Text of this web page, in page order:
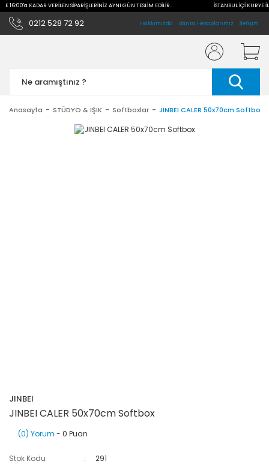
16:00'a KADAR VERİLEN SİPARİŞLERİNİZ AYNI GÜN TESLİM EDİLİR. İSTANBUL İÇİ KURYE
0212 528 72 92 Hakkımızda Banka Hesaplarımız İletişim
Anasayfa STÜDYO & IŞIK Softboxlar JINBEI CALER 50x70cm Softbox
JINBEI
JINBEI CALER 50x70cm Softbox
(0) Yorum - 0 Puan
Stok Kodu
291